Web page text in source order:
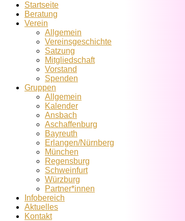
Startseite
Beratung
Verein
Allgemein
Vereins­geschichte
Satzung
Mitglied­schaft
Vorstand
Spenden
Gruppen
Allgemein
Kalender
Ansbach
Aschaffenburg
Bayreuth
Erlangen/Nürnberg
München
Regensburg
Schweinfurt
Würzburg
Partner*innen
Infobereich
Aktuelles
Kontakt